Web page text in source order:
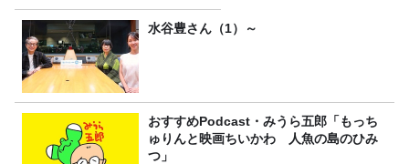
は、タカアンドトシ！
水谷豊さん（1）～
おすすめPodcast・みうら五郎「もっち
ゅりんと映画ちいかわ 人魚の島のひみ
つ」